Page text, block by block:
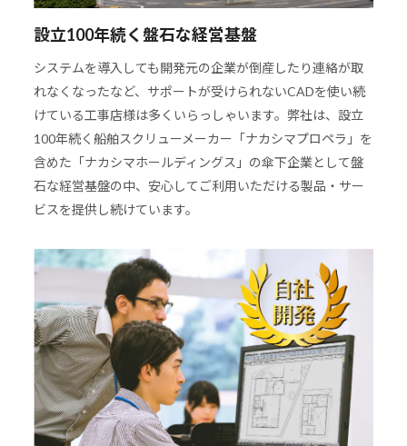
設立100年続く盤石な経営基盤
システムを導入しても開発元の企業が倒産したり連絡が取
れなくなったなど、サポートが受けられないCADを使い続
けている工事店様は多くいらっしゃいます。弊社は、設立
100年続く船舶スクリューメーカー「ナカシマプロペラ」を
含めた「ナカシマホールディングス」の傘下企業として盤
石な経営基盤の中、安心してご利用いただける製品・サー
ビスを提供し続けています。